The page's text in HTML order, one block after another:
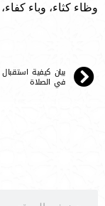
وظاء كثاء، وباء
بيان كيفية استقبال
في الصلاة